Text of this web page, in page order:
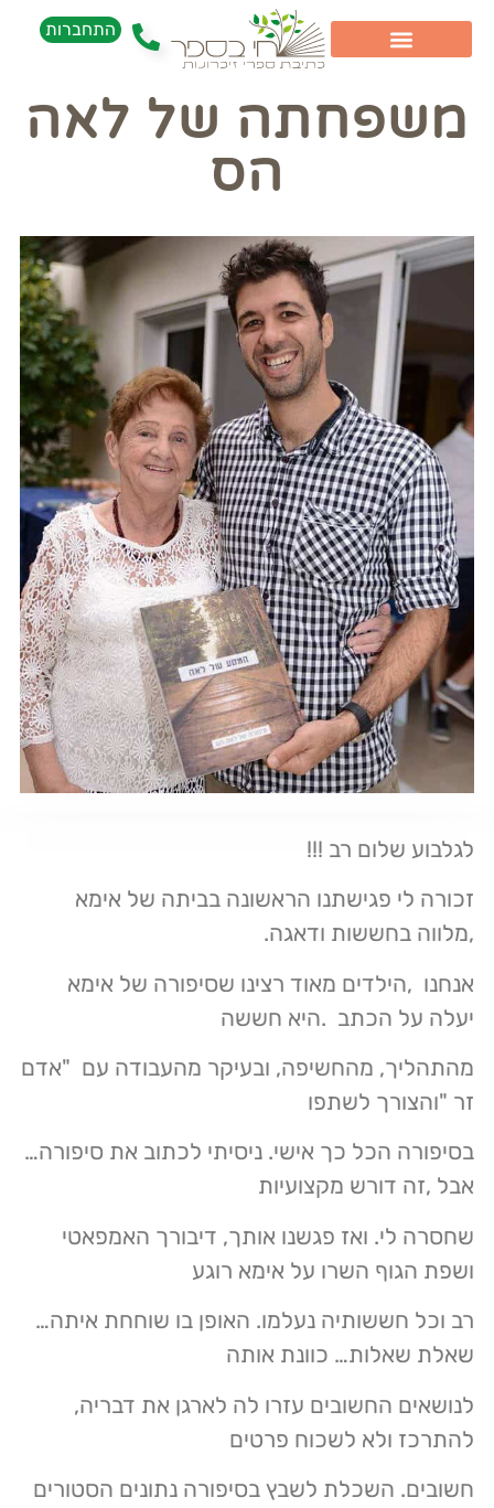
התחברות
משפחתה של לאה
הס
לגלבוע שלום רב !!!
זכורה לי פגישתנו הראשונה בביתה של אימא
,מלווה בחששות ודאגה.
אנחנו ,הילדים מאוד רצינו שסיפורה של אימא
יעלה על הכתב .היא חששה
מהתהליך, מהחשיפה, ובעיקר מהעבודה עם "אדם
זר "והצורך לשתפו
בסיפורה הכל כך אישי. ניסיתי לכתוב את סיפורה…
אבל ,זה דורש מקצועיות
שחסרה לי. ואז פגשנו אותך, דיבורך האמפאטי
ושפת הגוף השרו על אימא רוגע
רב וכל חששותיה נעלמו. האופן בו שוחחת איתה…
שאלת שאלות… כוונת אותה
לנושאים החשובים עזרו לה לארגן את דבריה,
להתרכז ולא לשכוח פרטים
חשובים. השכלת לשבץ בסיפורה נתונים הסטורים